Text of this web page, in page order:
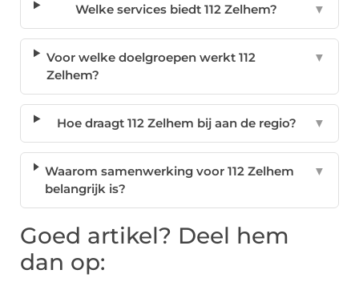
Welke services biedt 112 Zelhem? ▼
Voor welke doelgroepen werkt 112
Zelhem?
▼
Hoe draagt 112 Zelhem bij aan de regio? ▼
Waarom samenwerking voor 112 Zelhem
belangrijk is?
▼
Goed artikel? Deel hem
dan op: